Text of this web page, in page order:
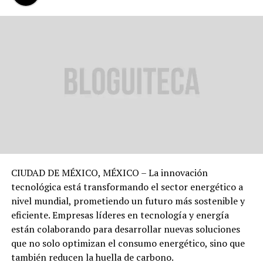
CIUDAD DE MÉXICO, MÉXICO – La innovación
tecnológica está transformando el sector energético a
nivel mundial, prometiendo un futuro más sostenible y
eficiente. Empresas líderes en tecnología y energía
están colaborando para desarrollar nuevas soluciones
que no solo optimizan el consumo energético, sino que
también reducen la huella de carbono.